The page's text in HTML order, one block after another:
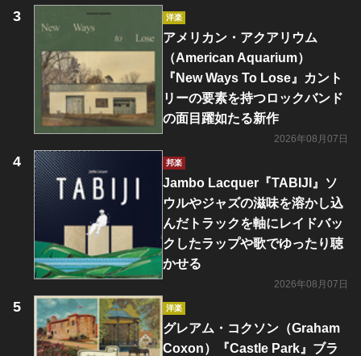
洋楽
アメリカン・アクアリウム
（American Aquarium）
『New Ways To Lose』カント
リーの要素を持つロックバンド
の面目躍如たる新作
2026年08月07日
邦楽
Jambo Lacquer『TABIJI』ソ
ウルやジャズの滋味を溶かし込
んだトラックを軸にレイドバッ
クしたラップや歌でゆったり聴
かせる
2026年08月07日
洋楽
グレアム・コクソン（Graham
Coxon）『Castle Park』ブラ